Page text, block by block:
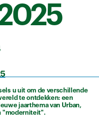
u uit om de verschillende
te ontdekken: een
jaarthema van Urban,
"moderniteit".